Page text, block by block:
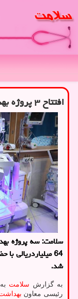
افتتاح ۳ پروژه بهداشتی در شهرستان کارون
سلامت: سه پروژه
64 میلیاردریالی
شد.
به گزارش سلامت
رئیسی معاون